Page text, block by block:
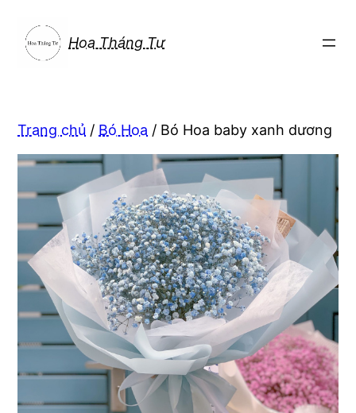
phần
Hoa Tháng Tư
Trang chủ / Bó Hoa / Bó Hoa baby xanh dương